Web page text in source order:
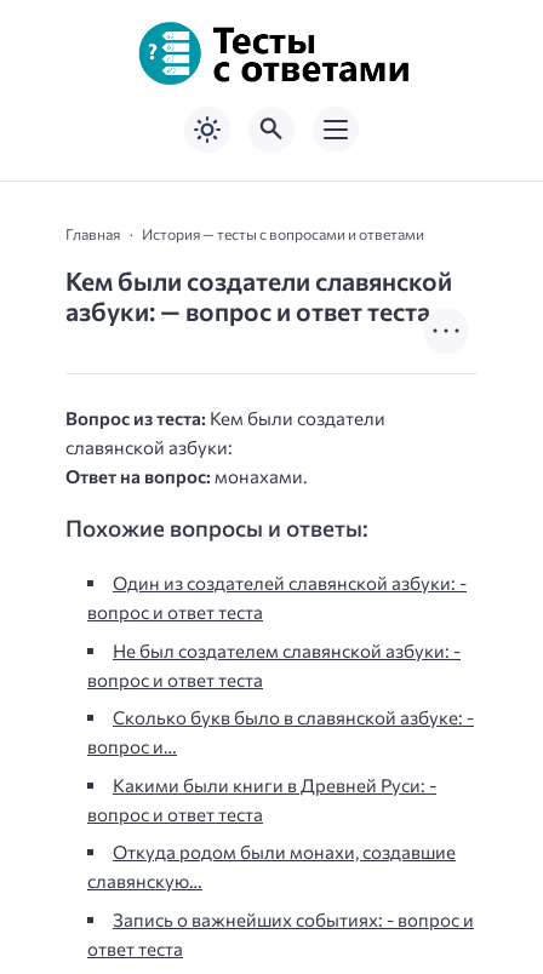
Главная История — тесты с вопросами и ответами
Кем были создатели славянской
азбуки: — вопрос и ответ теста
Вопрос из теста: Кем были создатели
славянской азбуки:
Ответ на вопрос: монахами.
Похожие вопросы и ответы:
Один из создателей славянской азбуки: -
вопрос и ответ теста
Не был создателем славянской азбуки: -
вопрос и ответ теста
Сколько букв было в славянской азбуке: -
вопрос и…
Какими были книги в Древней Руси: -
вопрос и ответ теста
Откуда родом были монахи, создавшие
славянскую…
Запись о важнейших событиях: - вопрос и
ответ теста